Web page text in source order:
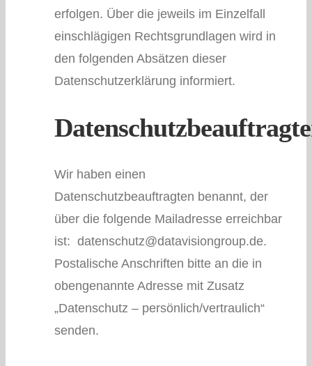
erfolgen. Über die jeweils im Einzelfall
einschlägigen Rechtsgrundlagen wird in
den folgenden Absätzen dieser
Datenschutzerklärung informiert.
Wir haben einen
Datenschutzbeauftragten benannt, der
über die folgende Mailadresse erreichbar
ist: datenschutz@datavisiongroup.de.
Postalische Anschriften bitte an die in
obengenannte Adresse mit Zusatz
„Datenschutz – persönlich/vertraulich“
senden.